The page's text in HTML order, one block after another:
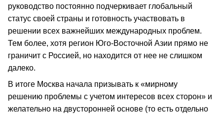
руководство постоянно подчеркивает глобальный
статус своей страны и готовность участвовать в
решении всех важнейших международных проблем.
Тем более, хотя регион Юго-Восточной Азии прямо не
граничит с Россией, но находится от нее не слишком
далеко.
В итоге Москва начала призывать к «мирному
решению проблемы с учетом интересов всех сторон» и
желательно на двусторонней основе (то есть отдельно